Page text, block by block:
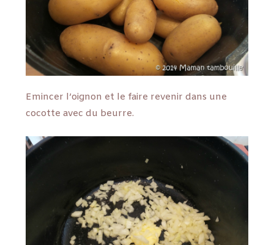
Emincer l’oignon et le faire revenir dans une
cocotte avec du beurre.